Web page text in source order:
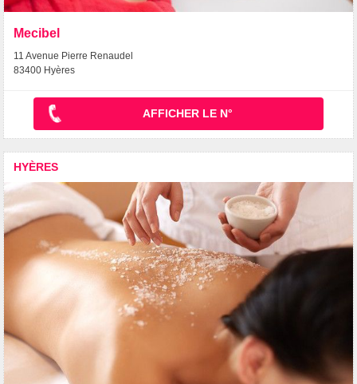
Mecibel
11 Avenue Pierre Renaudel
83400 Hyères
AFFICHER LE N°
HYÈRES